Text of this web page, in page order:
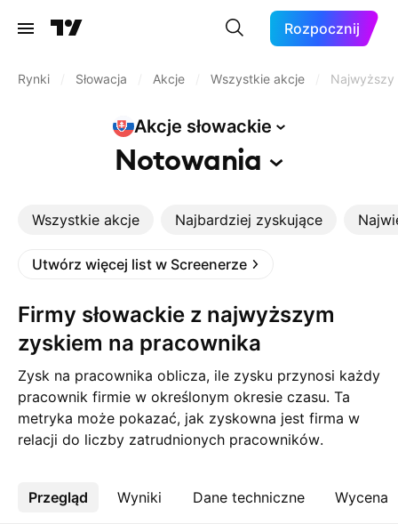
Rozpocznij
Rynki Słowacja Akcje Wszystkie akcje
Akcje słowackie
Notowania
Wszystkie akcje Najbardziej zyskujące
Utwórz więcej list w Screenerze
Firmy słowackie z najwyższym
zyskiem na pracownika
Zysk na pracownika oblicza, ile zysku przynosi każdy
pracownik firmie w określonym okresie czasu. Ta
metryka może pokazać, jak zyskowna jest firma w
relacji do liczby zatrudnionych pracowników.
Przegląd Wyniki Dane techniczne Wycena
Więcej